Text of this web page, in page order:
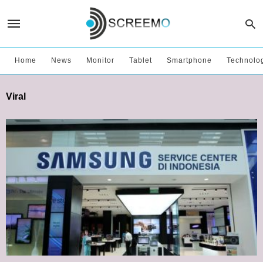
Home News Monitor Tablet Smartphone
Viral